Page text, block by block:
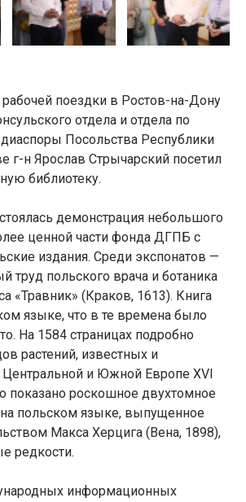
поездки в Ростов-на-Дону
отдела и отдела по
Посольства Республики
г-н Ярослав Стрычарский посетил
библиотеку.
демонстрация небольшого
ценной части фонда ДГПБ с
издания. Среди экспонатов —
труд польского врача и ботаника
«Травник» (Краков, 1613). Книга
языке, что в те времена было
На 1584 страницах подробно
растений, известных и
и Южной Европе XVI
показано роскошное двухтомное
польском языке, выпущенное
Макса Херцига (Вена, 1898),
редкости.
информационных